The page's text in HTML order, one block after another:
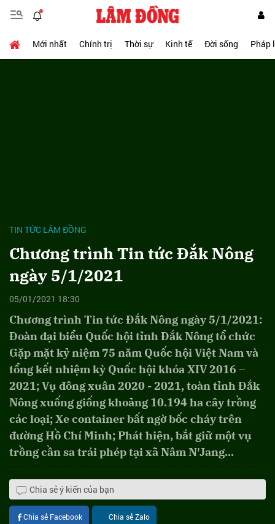
Mới nhất Chính trị Thời sự Kinh tế Đời sống Pháp
TIN TỨC LÂM ĐỒNG
Chương trình Tin tức Đắk Nông
ngày 5/1/2021
05/01/2021 18:30
Chương trình Tin tức Đắk Nông ngày 5/1/2021:
Đoàn đại biểu Quốc hội tỉnh Đắk Nông tổ chức
Gặp mặt kỷ niệm 75 năm Quốc hội Việt Nam và
tổng kết nhiệm kỳ Quốc hội khóa XIV 2016 –
2021; Vụ đông xuân 2020 - 2021, toàn tỉnh Đắk
Nông xuống giống khoảng 10.194 ha cây trồng
các loại; Xe container bất ngờ bốc cháy trên
đường Hồ Chí Minh; Phát hiện, bắt giữ một vụ
trồng cần sa trái phép tại xã Nâm N'Jang...
Chia sẻ ý kiến của bạn
Chia sẻ Facebook Chia sẻ Zalo